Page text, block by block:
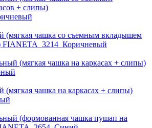
(мягкая чашка со съемным вкладышем
FIANETA_3214_Коричневый
(мягкая чашка на каркасах + слипы)